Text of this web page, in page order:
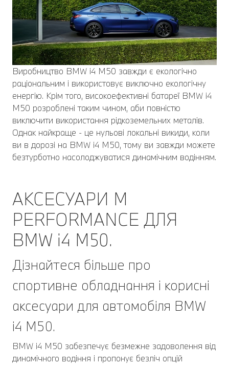
Виробництво BMW i4 M50 завжди є екологічно
раціональним і використовує виключно екологічну
енергію. Крім того, високоефективні батареї BMW i4
M50 розроблені таким чином, аби повністю
виключити використання рідкоземельних металів.
Однак найкраще - це нульові локальні викиди, коли
ви в дорозі на BMW i4 M50, тому ви завжди можете
безтурботно насолоджуватися динамічним водінням.
АКСЕСУАРИ M
PERFORMANCE ДЛЯ
BMW i4 M50.
Дізнайтеся більше про
спортивне обладнання і корисні
аксесуари для автомобіля BMW
i4 M50.
BMW i4 M50 забезпечує безмежне задоволення від
динамічного водіння і пропонує безліч опцій